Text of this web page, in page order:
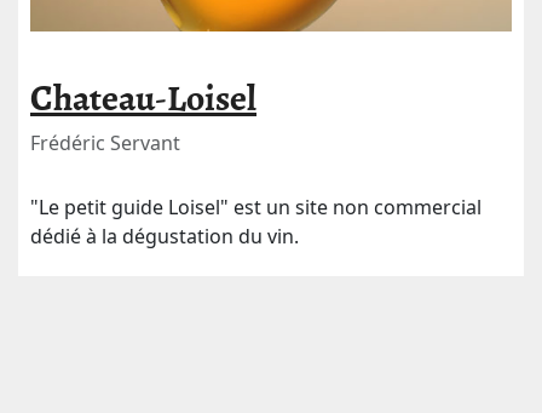
Chateau-Loisel
Frédéric Servant
"Le petit guide Loisel" est un site non commercial
dédié à la dégustation du vin.